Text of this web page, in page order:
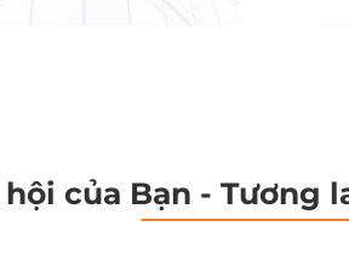
hội của Bạn - Tương